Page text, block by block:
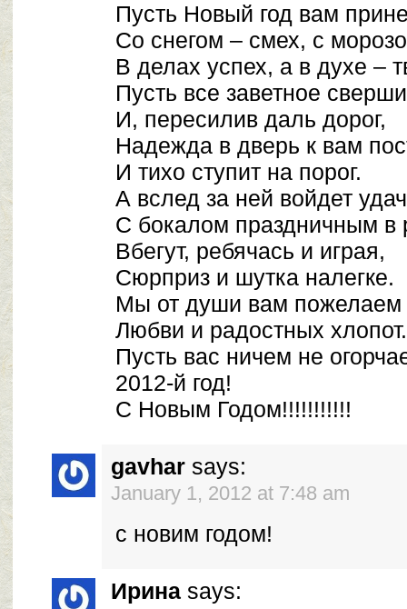
Пусть Новый год вам
Со снегом – смех, с
В делах успех, а в духе –
Пусть все заветное
И, пересилив даль дорог,
Надежда в дверь к вам
И тихо ступит на порог.
А вслед за ней войдет
С бокалом праздничным в
Вбегут, ребячась и играя,
Сюрприз и шутка налегке.
Мы от души вам пожелаем
Любви и радостных хлопот.
Пусть вас ничем не
2012-й год!
С Новым Годом!!!!!!!!!!!
gavhar says:
January 1, 2012 at 7:48 am
с новим годом!
Ирина says: